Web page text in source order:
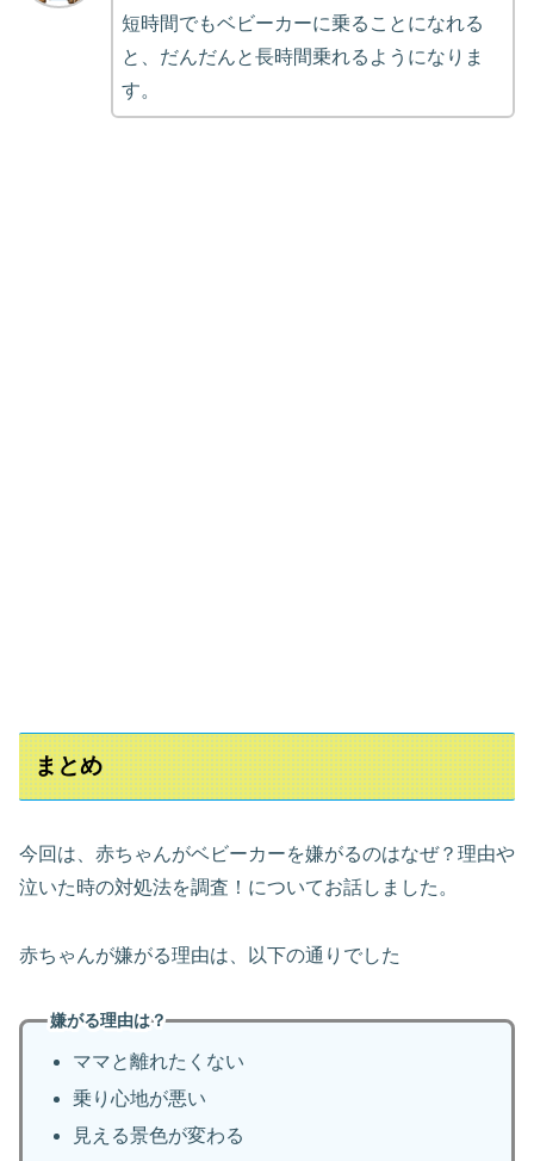
短時間でもベビーカーに乗ることになれる
と、だんだんと長時間乗れるようになりま
す。
まとめ
今回は、赤ちゃんがベビーカーを嫌がるのはなぜ？理由や
泣いた時の対処法を調査！についてお話しました。
赤ちゃんが嫌がる理由は、以下の通りでした
嫌がる理由は？
ママと離れたくない
乗り心地が悪い
見える景色が変わる